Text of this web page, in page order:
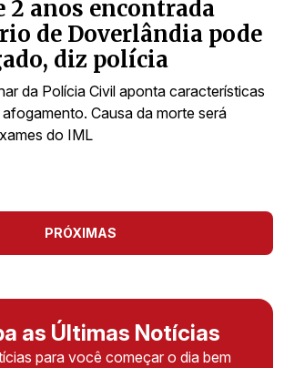
2 anos encontrada
de Doverlândia pode
diz polícia
da Polícia Civil aponta características
Causa da morte será
do IML
PRÓXIMAS
as Últimas Notícias
para você começar o dia bem